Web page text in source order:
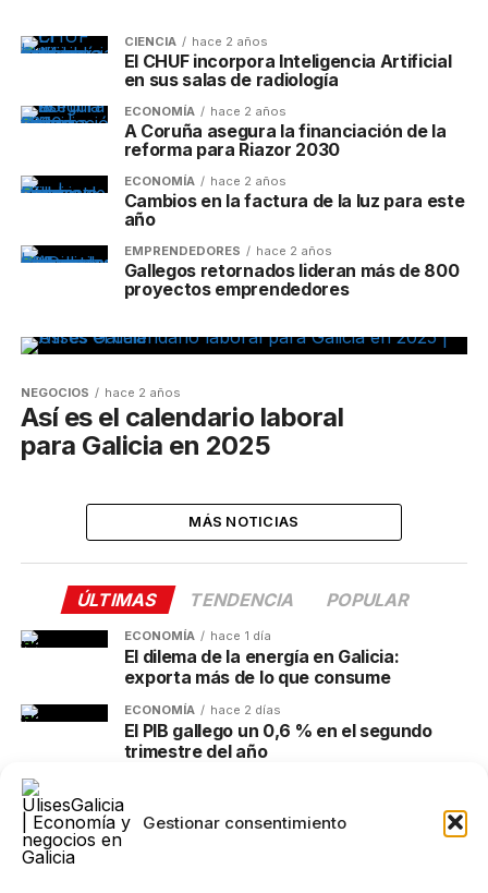
Gestionar consentimiento
CIENCIA hace 2 años
El CHUF incorpora Inteligencia Artificial
en sus salas de radiología
ECONOMÍA hace 2 años
A Coruña asegura la financiación de la
reforma para Riazor 2030
ECONOMÍA hace 2 años
Cambios en la factura de la luz para este
año
EMPRENDEDORES hace 2 años
Gallegos retornados lideran más de 800
proyectos emprendedores
NEGOCIOS hace 2 años
Así es el calendario laboral
para Galicia en 2025
MÁS NOTICIAS
ÚLTIMAS TENDENCIA POPULAR
ECONOMÍA hace 1 día
El dilema de la energía en Galicia:
exporta más de lo que consume
ECONOMÍA hace 2 días
El PIB gallego un 0,6 % en el segundo
trimestre del año
El eclipse total del 12 de agosto entra en
su recta final